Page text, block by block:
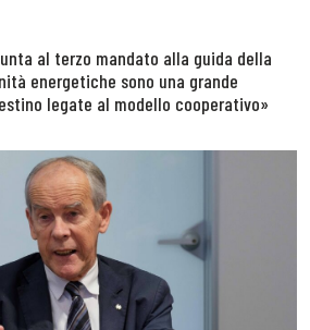
al terzo mandato alla guida della
energetiche sono una grande
legate al modello cooperativo»